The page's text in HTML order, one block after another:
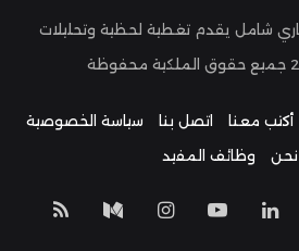
شامل يقدم تغطية لحظية وتحليلات
جميع حقوق الملكية محفوظة
أكتب معنا اتصل بنا
سياسة الخصوصية
وظائف المفيد
لينكدإن‫YouTube
انستقراموسط